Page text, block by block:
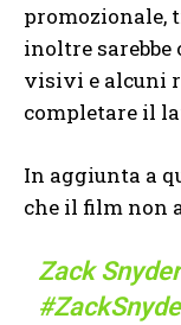
promozionale,
inoltre
visivi e alcuni
completare il
In aggiunta a
che il film non
Zack